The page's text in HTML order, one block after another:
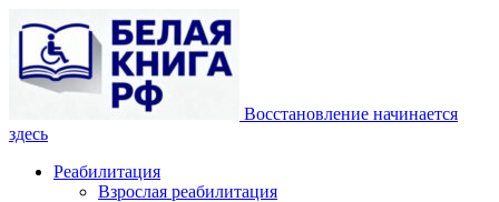
Восстановление начинается
здесь
Реабилитация
Взрослая реабилитация